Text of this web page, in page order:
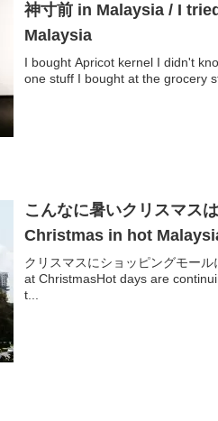
神寸前 in Malaysia / I
Malaysia
I bought Apricot kernel I didn't
one stuff I bought at the grocery
こんなに暑いクリスマス
Christmas in hot
クリスマスにショッピングモー
at ChristmasHot days are
t...